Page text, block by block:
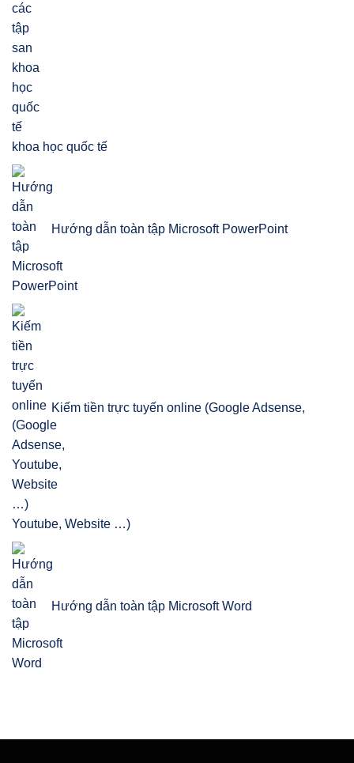
khoa học quốc tế
Hướng dẫn toàn tập Microsoft PowerPoint
Kiếm tiền trực tuyến online (Google Adsense,
Youtube, Website …)
Hướng dẫn toàn tập Microsoft Word